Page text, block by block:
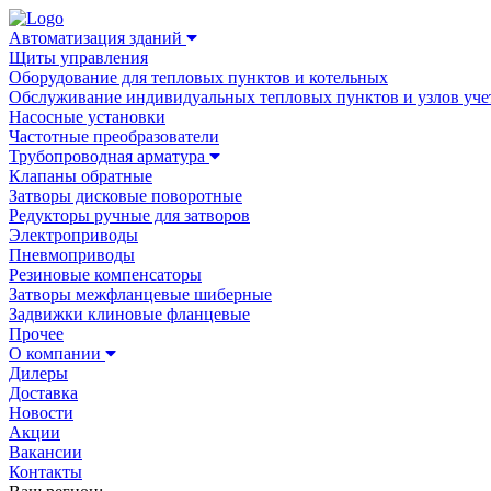
Автоматизация зданий
Щиты управления
Оборудование для тепловых пунктов и котельных
Обслуживание индивидуальных тепловых пунктов и узлов
Насосные установки
Частотные преобразователи
Трубопроводная арматура
Клапаны обратные
Затворы дисковые поворотные
Редукторы ручные для затворов
Электроприводы
Пневмоприводы
Резиновые компенсаторы
Затворы межфланцевые шиберные
Задвижки клиновые фланцевые
Прочее
О компании
Дилеры
Доставка
Новости
Акции
Вакансии
Контакты